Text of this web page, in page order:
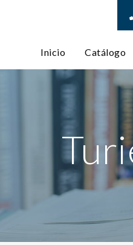
Inicio Catálogo